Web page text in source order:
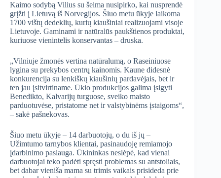
Kaimo sodybą Vilius su šeima nusipirko, kai nusprendė
grįžti į Lietuvą iš Norvegijos. Šiuo metu ūkyje laikoma
1700 vištų dedeklių, kurių kiaušiniai realizuojami visoje
Lietuvoje. Gaminami ir natūralūs paukštienos produktai,
kuriuose vienintelis konservantas – druska.
„Vilniuje žmonės vertina natūralumą, o Raseiniuose
lygina su prekybos centrų kainomis. Kaune didesnė
konkurencija su lenkiškų kiaušinių pardavėjais, bet ir
ten jau įsitvirtiname. Ūkio produkcijos galima įsigyti
Benedikto, Kalvarijų turguose, sveiko maisto
parduotuvėse, pristatome net ir valstybinėms įstaigoms“,
– sakė pašnekovas.
Šiuo metu ūkyje – 14 darbuotojų, o du iš jų –
Užimtumo tarnybos klientai, pasinaudoję remiamojo
įdarbinimo paslauga. Ūkininkas neslėpė, kad vienai
darbuotojai teko padėti spręsti problemas su antstoliais,
bet dabar vieniša mama su trimis vaikais prisideda prie